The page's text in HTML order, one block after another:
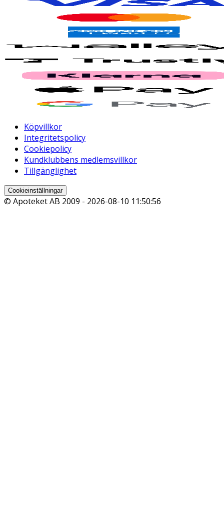
Köpvillkor
Integritetspolicy
Cookiepolicy
Kundklubbens medlemsvillkor
Tillgänglighet
Cookieinställningar
© Apoteket AB 2009 - 2026-08-10 11:50:56